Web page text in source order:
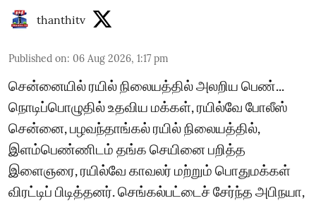
thanthitv
Published on: 06 Aug 2026, 1:17 pm
சென்னையில் ரயில் நிலையத்தில் அலறிய பெண்...
நொடிப்பொழுதில் உதவிய மக்கள், ரயில்வே போலீஸ்
சென்னை, பழவந்தாங்கல் ரயில் நிலையத்தில்,
இளம்பெண்ணிடம் தங்க செயினை பறித்த
இளைஞரை, ரயில்வே காவலர் மற்றும் பொதுமக்கள்
விரட்டிப் பிடித்தனர். செங்கல்பட்டைச் சேர்ந்த அபிநயா,